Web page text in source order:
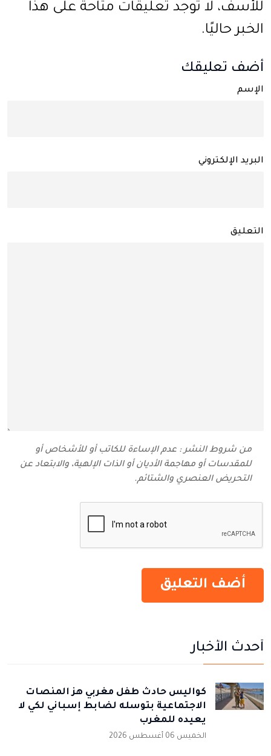
للأسف، لا توجد تعليقات متاحة على هذا
الخبر حاليًا.
أضف تعليقك
الإسم
البريد الإلكتروني
التعليق
من شروط النشر : عدم الإساءة للكاتب أو للأشخاص أو
للمقدسات أو مهاجمة الأديان أو الذات الإلهية، والابتعاد عن
التحريض العنصري والشتائم‬.
أحدث الأخبار
كواليس حادث طفل مغربي هز المنصات
الاجتماعية بتوسله لضابط إسباني لكي لا
يعيده للمغرب
الخميس 06 أغسطس 2026